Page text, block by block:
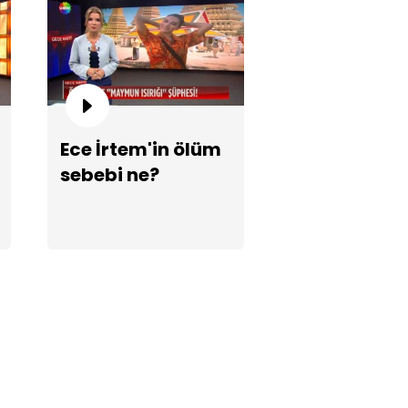
neler oluyor?
Ece İrtem'in ölüm
sebebi ne?